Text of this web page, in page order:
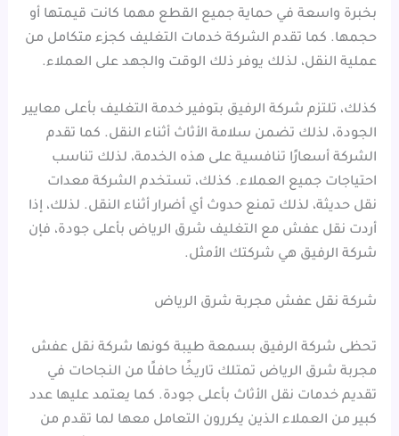
بخبرة واسعة في حماية جميع القطع مهما كانت قيمتها أو
حجمها. كما تقدم الشركة خدمات التغليف كجزء متكامل من
عملية النقل، لذلك يوفر ذلك الوقت والجهد على العملاء.
كذلك، تلتزم شركة الرفيق بتوفير خدمة التغليف بأعلى معايير
الجودة، لذلك تضمن سلامة الأثاث أثناء النقل. كما تقدم
الشركة أسعارًا تنافسية على هذه الخدمة، لذلك تناسب
احتياجات جميع العملاء. كذلك، تستخدم الشركة معدات
نقل حديثة، لذلك تمنع حدوث أي أضرار أثناء النقل. لذلك، إذا
أردت نقل عفش مع التغليف شرق الرياض بأعلى جودة، فإن
شركة الرفيق هي شركتك الأمثل.
شركة نقل عفش مجربة شرق الرياض
تحظى شركة الرفيق بسمعة طيبة كونها شركة نقل عفش
مجربة شرق الرياض تمتلك تاريخًا حافلًا من النجاحات في
تقديم خدمات نقل الأثاث بأعلى جودة. كما يعتمد عليها عدد
كبير من العملاء الذين يكررون التعامل معها لما تقدم من